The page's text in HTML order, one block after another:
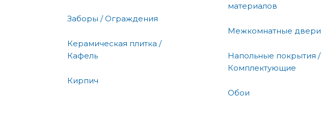
Заборы / Ограждения
Керамическая плитка /
Кафель
Кирпич
материалов
Межкомнатные двери
Напольные покрытия /
Комплектующие
Обои